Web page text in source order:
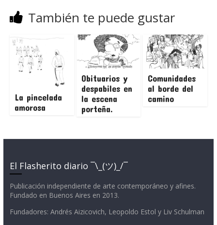
También te puede gustar
La pincelada
amorosa
Obituarios y
despabiles en
la escena
porteña.
Comunidades
al borde del
camino
El Flasherito diario ¯\_(ツ)_/¯
Publicación independiente de arte contemporáneo y afines.
Fundado en Buenos Aires en 2013.
Fundadores: Andrés Aizicovich, Leopoldo Estol y Liv Schulman